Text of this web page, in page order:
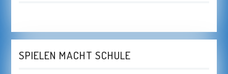
SPIELEN MACHT SCHULE